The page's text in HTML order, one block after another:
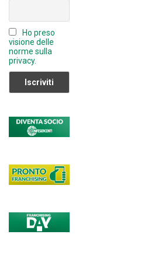
n
el
Ho preso
visione delle
norme sulla
privacy.